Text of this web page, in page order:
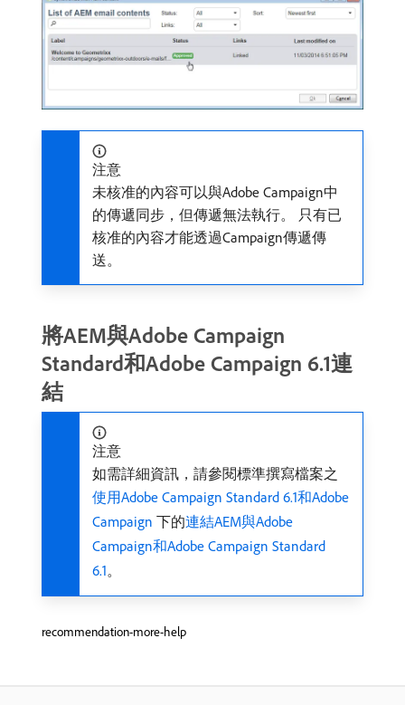
注意
未核准的內容可以與Adobe Campaign中
的傳遞同步，但傳遞無法執行。 只有已
核准的內容才能透過Campaign傳遞傳
送。
將AEM與Adobe Campaign
Standard和Adobe Campaign 6.1連
結
注意
如需詳細資訊，請參閱標準撰寫檔案之
使用Adobe Campaign Standard 6.1和Adobe
Campaign ​ 下的連結AEM與Adobe
Campaign和Adobe Campaign Standard
6.1。
recommendation-more-help